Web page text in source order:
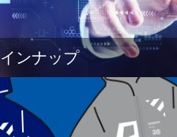
ンナップ